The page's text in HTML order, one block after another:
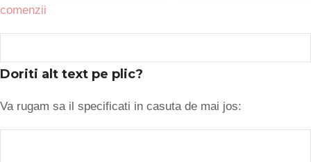
comenzii
Doriti alt text pe plic?
Va rugam sa il specificati in casuta de mai jos: